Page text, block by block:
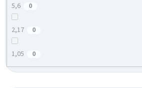
5,6 0
2,17 0
1,05 0